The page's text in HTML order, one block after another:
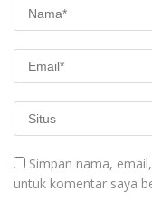
Simpan nama,
untuk komentar saya